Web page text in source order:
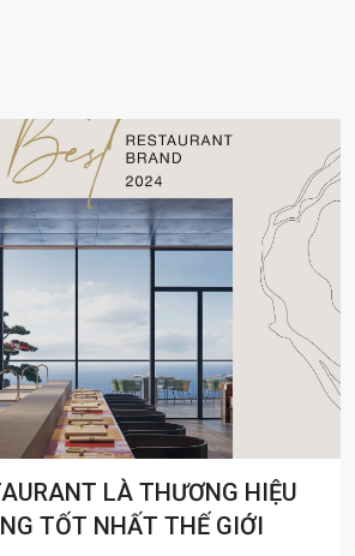
Ở ĐÀ NẴNG, SỐNG NOBU,
HOLLYWOOD